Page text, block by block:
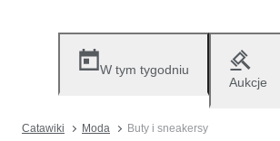
W tym tygodniu
Aukcje
Catawiki Moda Buty i sneakersy